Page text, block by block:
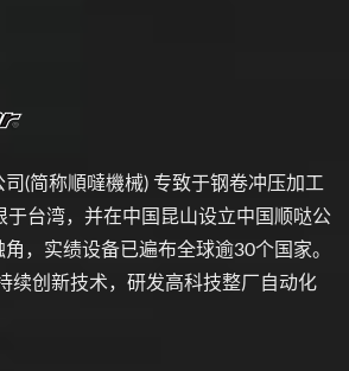
(简称順噠機械) 专致于钢卷冲压加工
于台湾，并在中国昆山设立中国顺哒公
，实绩设备已遍布全球逾30个国家。
续创新技术，研发高科技整厂自动化